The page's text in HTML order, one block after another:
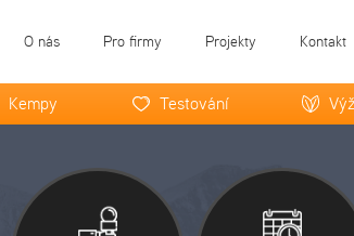
O nás Pro firmy Projekty Kontakt
Kempy Testování